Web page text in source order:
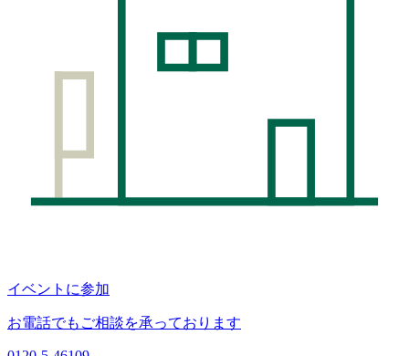
イベントに参加
お電話でもご相談を承っております